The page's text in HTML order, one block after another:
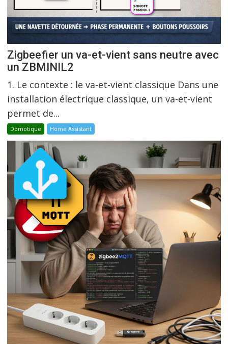
Zigbeefier un va-et-vient sans neutre avec
un ZBMINIL2
1. Le contexte : le va-et-vient classique Dans une
installation électrique classique, un va-et-vient
permet de...
Domotique Home Assistant